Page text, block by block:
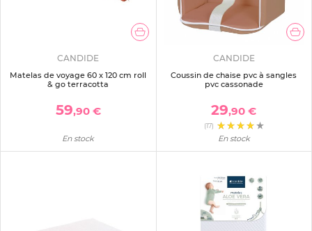
CANDIDE
Matelas de voyage 60 x 120 cm roll
& go terracotta
59,90 €
En stock
CANDIDE
Coussin de chaise pvc à sangles
pvc cassonade
29,90 €
(17)
En stock